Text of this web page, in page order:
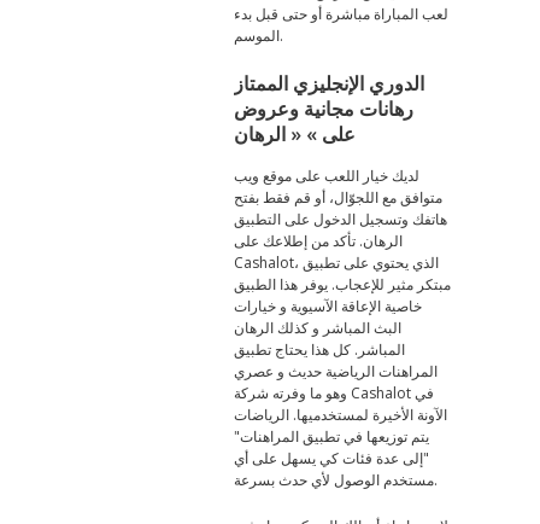
لعب المباراة مباشرة أو حتى قبل بدء
الموسم.
الدوري الإنجليزي الممتاز
رهانات مجانية وعروض
على » « الرهان
لديك خيار اللعب على موقع ويب
متوافق مع اللجوّال، أو قم فقط بفتح
هاتفك وتسجيل الدخول على التطبيق
الرهان. تأكد من إطلاعك على
Cashalot، الذي يحتوي على تطبيق
مبتكر مثير للإعجاب. يوفر هذا الطبيق
خاصية الإعاقة الآسيوية و خيارات
البث المباشر و كذلك الرهان
المباشر. كل هذا يحتاج تطبيق
المراهنات الرياضية حديث و عصري
وهو ما وفرته شركة Cashalot في
الآونة الأخيرة لمستخدميها. الرياضات
يتم توزيعها في تطبيق المراهنات"
"إلى عدة فئات كي يسهل على أي
مستخدم الوصول لأي حدث بسرعة.